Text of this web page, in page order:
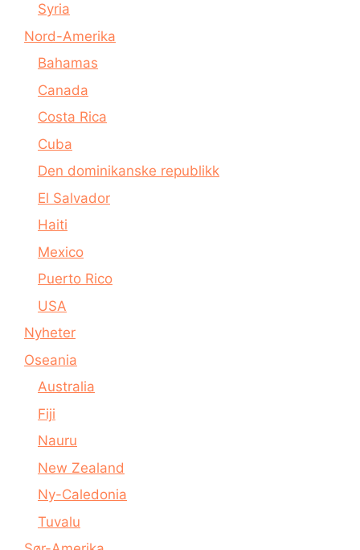
Syria
Nord-Amerika
Bahamas
Canada
Costa Rica
Cuba
Den dominikanske republikk
El Salvador
Haiti
Mexico
Puerto Rico
USA
Nyheter
Oseania
Australia
Fiji
Nauru
New Zealand
Ny-Caledonia
Tuvalu